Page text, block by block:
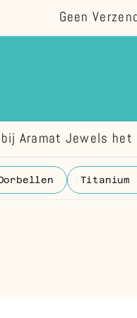
Geen
Aramat Jewels het
Titanium